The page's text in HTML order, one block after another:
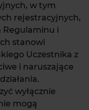
w tym
rejestracyjnych,
Regulaminu i
stanowi
Uczestnika z
i naruszające
wyłącznie
mogą